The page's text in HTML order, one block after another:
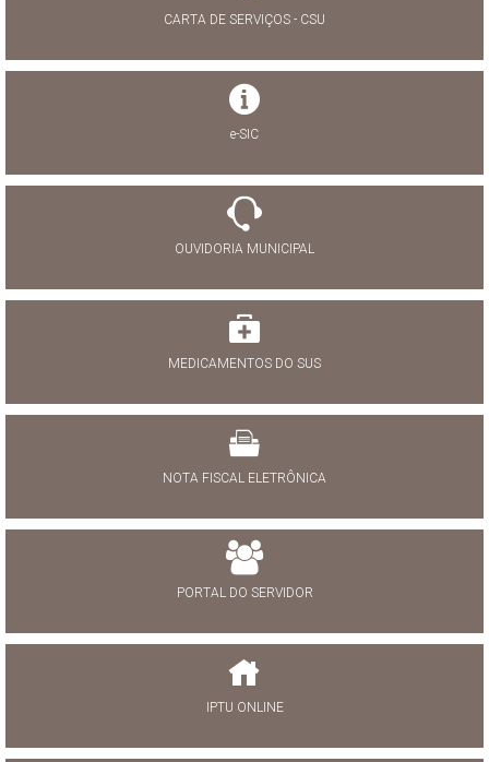
CARTA DE SERVIÇOS - CSU
e-SIC
OUVIDORIA MUNICIPAL
MEDICAMENTOS DO SUS
NOTA FISCAL ELETRÔNICA
PORTAL DO SERVIDOR
IPTU ONLINE